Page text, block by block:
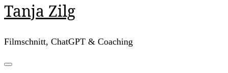
Tanja Zilg
Filmschnitt, ChatGPT & Coaching